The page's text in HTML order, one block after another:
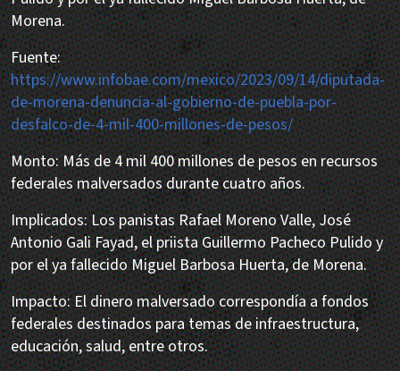
Morena.
Fuente:
https://www.infobae.com/mexico/2023/09/14/diputada-
de-morena-denuncia-al-gobierno-de-puebla-por-
desfalco-de-4-mil-400-millones-de-pesos/
Monto: Más de 4 mil 400 millones de pesos en recursos
federales malversados durante cuatro años.
Implicados: Los panistas Rafael Moreno Valle, José
Antonio Gali Fayad, el priista Guillermo Pacheco Pulido y
por el ya fallecido Miguel Barbosa Huerta, de Morena.
Impacto: El dinero malversado correspondía a fondos
federales destinados para temas de infraestructura,
educación, salud, entre otros.